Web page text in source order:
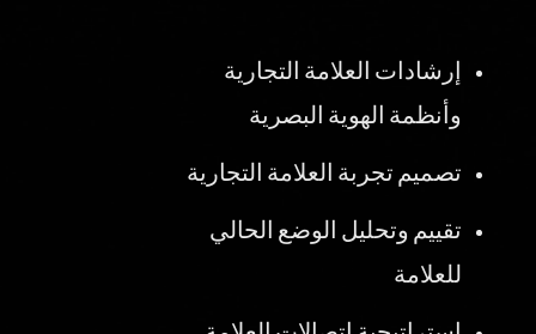
إرشادات العلامة التجارية
وأنظمة الهوية البصرية
تصميم تجربة العلامة التجارية
تقييم وتحليل الوضع الحالي
للعلامة